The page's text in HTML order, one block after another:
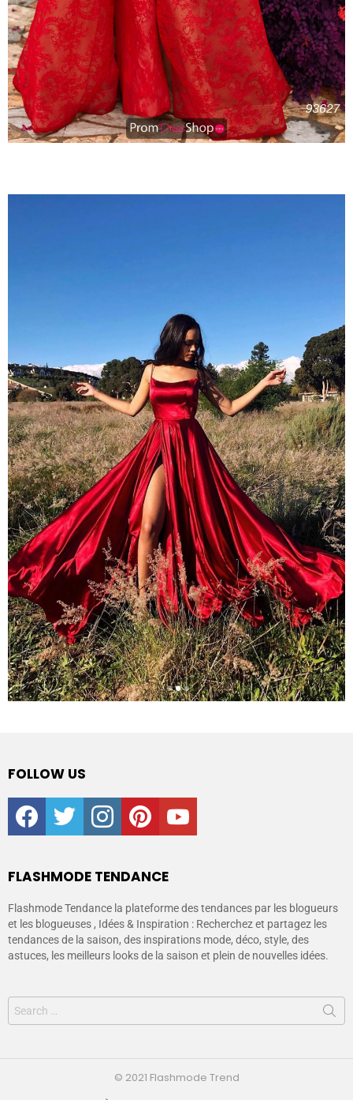
FOLLOW US
facebooktwitter instagrampinterestyoutube
FLASHMODE TENDANCE
Flashmode Tendance la plateforme des tendances par les blogueurs
et les blogueuses , Idées & Inspiration : Recherchez et partagez les
tendances de la saison, des inspirations mode, déco, style, des
astuces, les meilleurs looks de la saison et plein de nouvelles idées.
© 2021 Flashmode Trend